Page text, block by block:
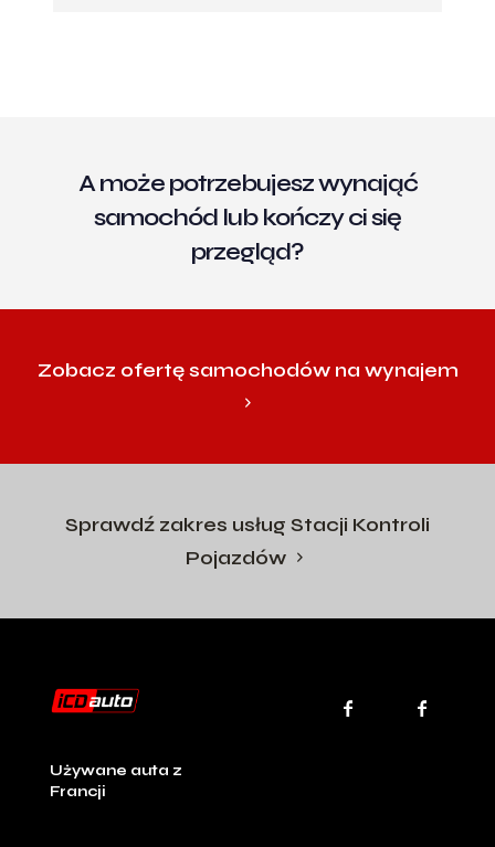
A może potrzebujesz wynająć
samochód lub kończy ci się
przegląd?
Zobacz ofertę samochodów na wynajem
Sprawdź zakres usług Stacji Kontroli
Pojazdów
Używane auta z
Francji